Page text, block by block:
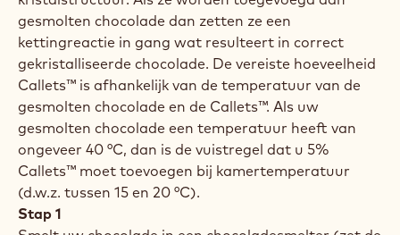
zorgt dat de kristalstructuur van de cacaoboter erin
stabiel blijft. Hieronder ontdekt u dat de drie
basisprincipes om correct te tempereren tijd,
temperatuur en beweging zijn.
Tempereren met Callets™
Voorkristalliseren is erg eenvoudig als u chocolade
aan uw gesmolten chocolade toevoegt die al is
getempereerd. Vandaar dat de Callebaut Callets™
revolutionair zijn: de cacaoboter in deze kleine
druppels getempereerde chocolade heeft al de juiste
kristalstructuur. Als ze worden toegevoegd aan